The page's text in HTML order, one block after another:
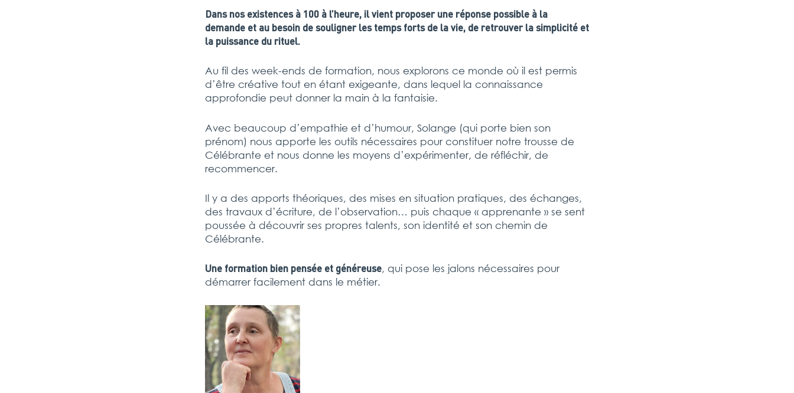
Dans nos existences à 100 à l’heure, il vient proposer une réponse possible à la
demande et au besoin de souligner les temps forts de la vie, de retrouver la simplicité et
la puissance du rituel.
Au fil des week-ends de formation, nous explorons ce monde où il est permis
d’être créative tout en étant exigeante, dans lequel la connaissance
approfondie peut donner la main à la fantaisie.
Avec beaucoup d’empathie et d’humour, Solange (qui porte bien son
prénom) nous apporte les outils nécessaires pour constituer notre trousse de
Célébrante et nous donne les moyens d’expérimenter, de réfléchir, de
recommencer.
Il y a des apports théoriques, des mises en situation pratiques, des échanges,
des travaux d’écriture, de l’observation… puis chaque « apprenante » se sent
poussée à découvrir ses propres talents, son identité et son chemin de
Célébrante.
Une formation bien pensée et généreuse, qui pose les jalons nécessaires pour
démarrer facilement dans le métier.